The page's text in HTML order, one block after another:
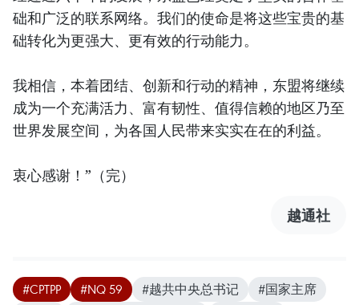
础和广泛的联系网络。我们的使命是将这些宝贵的基
础转化为更强大、更有效的行动能力。
我相信，本着团结、创新和行动的精神，东盟将继续
成为一个充满活力、富有韧性、值得信赖的地区乃至
世界发展空间，为各国人民带来实实在在的利益。
衷心感谢！”（完）
越通社
#CPTPP #NQ 59 #越共中央总书记
#国家主席